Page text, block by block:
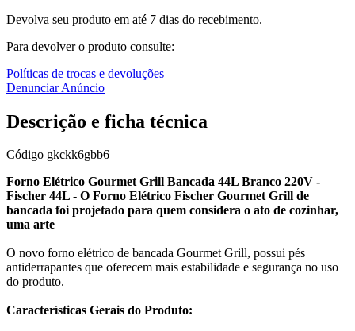
Devolva seu produto em até 7 dias do recebimento.
Para devolver o produto consulte:
Políticas de trocas e devoluções
Denunciar Anúncio
Descrição e ficha técnica
Código gkckk6gbb6
Forno Elétrico Gourmet Grill Bancada 44L Branco 220V -
Fischer 44L - O Forno Elétrico Fischer Gourmet Grill de
bancada foi projetado para quem considera o ato de cozinhar,
uma arte
O novo forno elétrico de bancada Gourmet Grill, possui pés
antiderrapantes que oferecem mais estabilidade e segurança no uso
do produto.
Características Gerais do Produto: